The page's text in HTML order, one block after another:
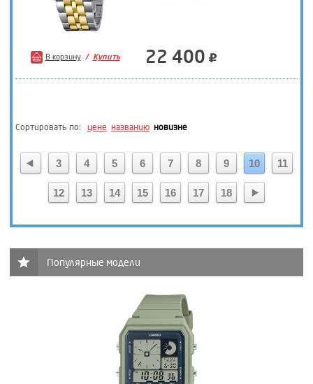
В корзину Купить 22 400
Сортировать по: цене названию новизне
3 4 5 6 7 8 9 10 11
12 13 14 15 16 17 18
Популярные модели